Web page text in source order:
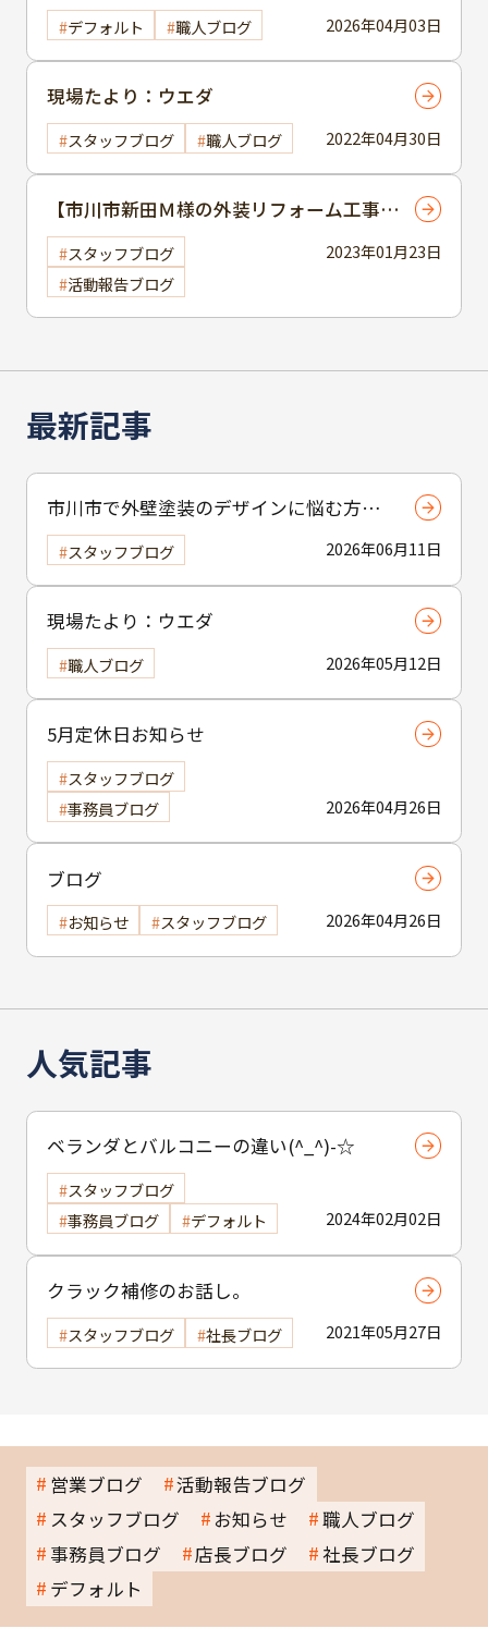
最新記事
市川市で外壁塗装のデザインに悩む方へ
｜ 色選びの失敗を防ぐポイント
2026年06月11日
スタッフブログ
現場たより：ウエダ
2026年05月12日
職人ブログ
5月定休日お知らせ
2026年04月26日
スタッフブログ
事務員ブログ
ブログ
2026年04月26日
お知らせ スタッフブログ
人気記事
ベランダとバルコニーの違い(^_^)-☆
2024年02月02日
スタッフブログ
事務員ブログ
デフォルト
クラック補修のお話し。
2021年05月27日
スタッフブログ 社長ブログ
2026年04月03日
デフォルト 職人ブログ
2022年04月30日
現場たより：ウエダ
スタッフブログ 職人ブログ
2023年01月23日
【市川市新田Ｍ様の外装リフォーム工事ご
依頼までの経緯】
スタッフブログ
活動報告ブログ
営業ブログ
活動報告ブログ
スタッフブログ
お知らせ
職人ブログ
事務員ブログ
店長ブログ
社長ブログ
デフォルト